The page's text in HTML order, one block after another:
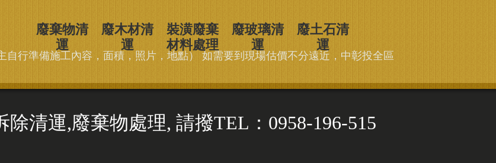
廢棄物清
運
廢木材清
運
裝潢廢棄
材料處理
廢玻璃清
運
廢土石清
運
行準備施工內容，面積，照片，地點） 如需要到現場估價不分遠近，中彰投全區
清運,廢棄物處理, 請撥TEL：0958-196-515